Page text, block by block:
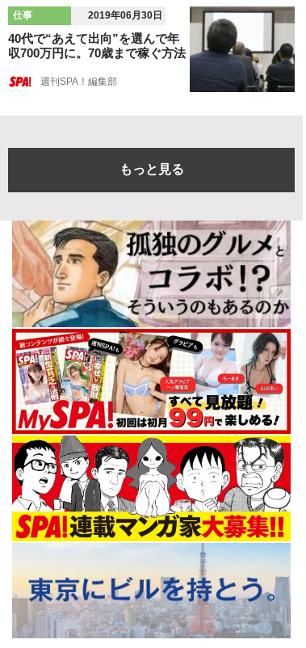
仕事 2019年06月30日
40代で“あえて出向”を選んで年
収700万円に。70歳まで稼ぐ方法
週刊SPA！編集部
もっと見る